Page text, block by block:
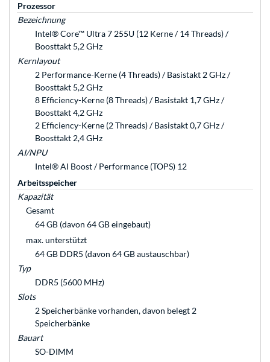
Prozessor
Bezeichnung
Intel® Core™ Ultra 7 255U (12 Kerne / 14 Threads) /
Boosttakt 5,2 GHz
Kernlayout
2 Performance-Kerne (4 Threads) / Basistakt 2 GHz /
Boosttakt 5,2 GHz
8 Efficiency-Kerne (8 Threads) / Basistakt 1,7 GHz /
Boosttakt 4,2 GHz
2 Efficiency-Kerne (2 Threads) / Basistakt 0,7 GHz /
Boosttakt 2,4 GHz
AI/NPU
Intel® AI Boost / Performance (TOPS) 12
Arbeitsspeicher
Kapazität
Gesamt
64 GB (davon 64 GB eingebaut)
max. unterstützt
64 GB DDR5 (davon 64 GB austauschbar)
Typ
DDR5 (5600 MHz)
Slots
2 Speicherbänke vorhanden, davon belegt 2
Speicherbänke
Bauart
SO-DIMM